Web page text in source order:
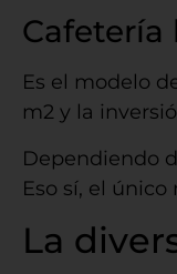
Cafetería
Es el modelo
m2 y la
Dependiendo
Eso sí, el
La